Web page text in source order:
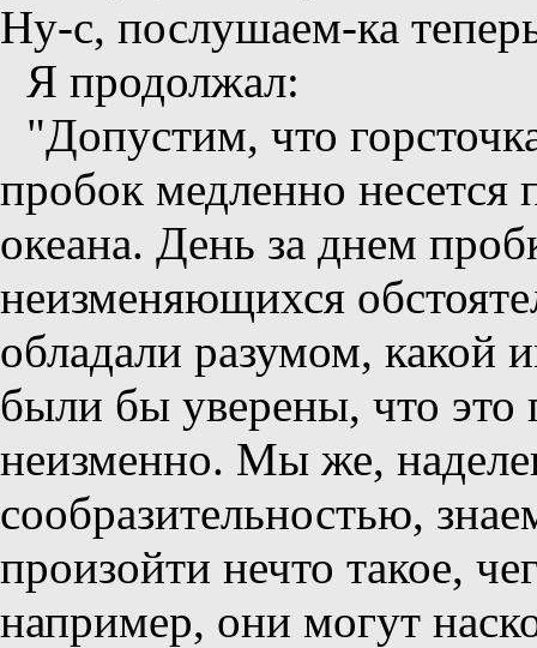
Ну-с, послушаем-ка
Я продолжал:
"Допустим, что
пробок медленно несется
океана. День за днем
неизменяющихся
обладали разумом, какой
были бы уверены, что
неизменно. Мы же,
сообразительностью,
произойти нечто такое,
например, они могут